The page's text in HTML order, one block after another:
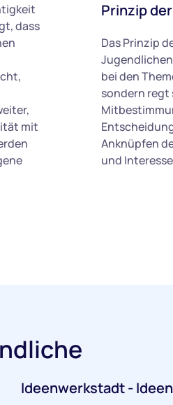
dass
mit
Prinzip
Das Prinzip
bei den
sondern regt
Anknüpfen
und
Ideenwerkstadt -